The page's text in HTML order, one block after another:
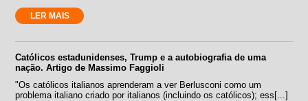
LER MAIS
Católicos estadunidenses, Trump e a autobiografia de uma
nação. Artigo de Massimo Faggioli
"Os católicos italianos aprenderam a ver Berlusconi como um
problema italiano criado por italianos (incluindo os católicos); ess[...]